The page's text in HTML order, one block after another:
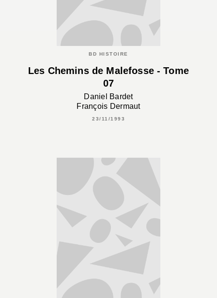
BD HISTOIRE
Les Chemins de Malefosse - Tome
07
Daniel Bardet
François Dermaut
23/11/1993